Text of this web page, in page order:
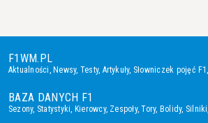
F1WM.PL
Aktualności,Newsy, Testy, Artykuły, Słowniczek pojęć F1,
BAZA DANYCH F1
Sezony, Statystyki, Kierowcy, Zespoły,Tory, Bolidy, Silniki,